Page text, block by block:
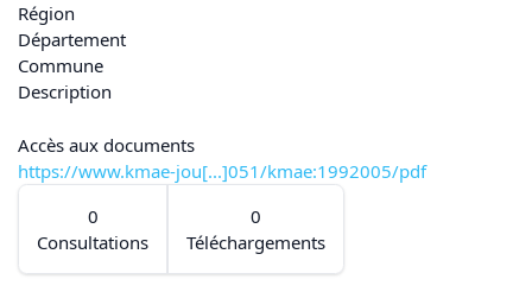
Région
Département
Commune
Description
Accès aux documents
https://www.kmae-jou[...]051/kmae:1992005/pdf
0
Consultations
0
Téléchargements